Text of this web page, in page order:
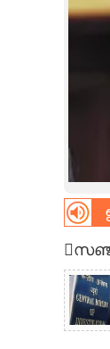
CARTOONS
LITERATURE